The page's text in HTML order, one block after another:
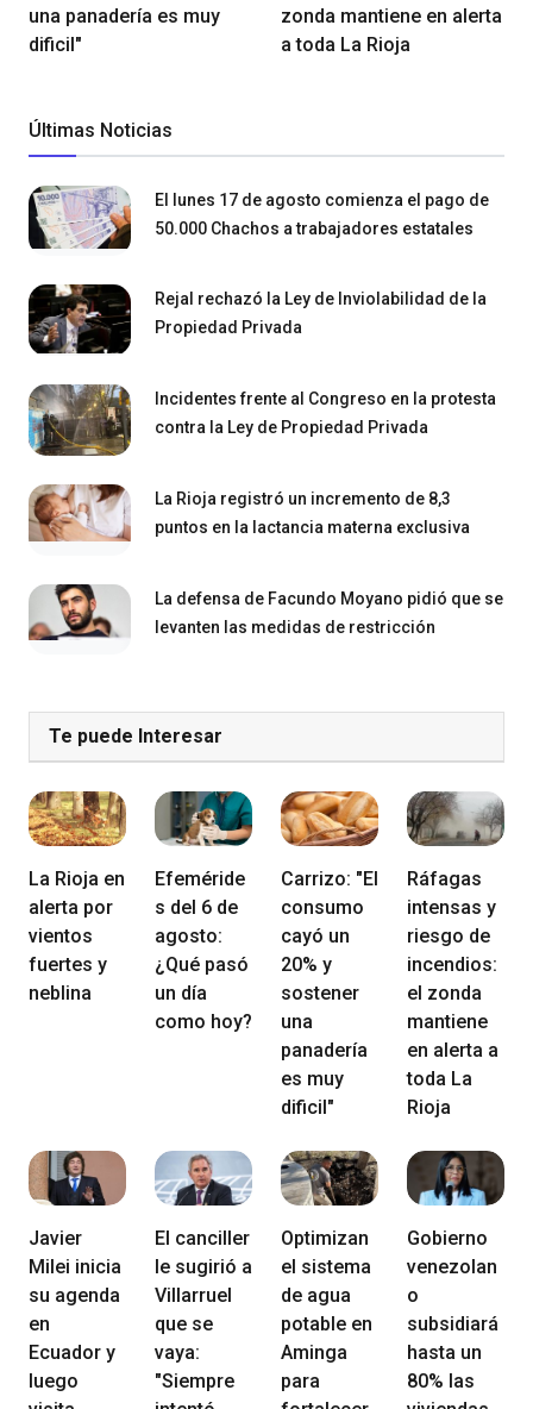
una panadería es muy
dificil"
zonda mantiene en alerta
a toda La Rioja
Últimas Noticias
El lunes 17 de agosto comienza el pago de
50.000 Chachos a trabajadores estatales
Rejal rechazó la Ley de Inviolabilidad de la
Propiedad Privada
Incidentes frente al Congreso en la protesta
contra la Ley de Propiedad Privada
La Rioja registró un incremento de 8,3
puntos en la lactancia materna exclusiva
La defensa de Facundo Moyano pidió que se
levanten las medidas de restricción
Te puede Interesar
La Rioja en
alerta por
vientos
fuertes y
neblina
Efeméride
s del 6 de
agosto:
¿Qué pasó
un día
como hoy?
Carrizo: "El
consumo
cayó un
20% y
sostener
una
panadería
es muy
dificil"
Ráfagas
intensas y
riesgo de
incendios:
el zonda
mantiene
en alerta a
toda La
Rioja
Javier
Milei inicia
su agenda
en
Ecuador y
luego
El canciller
le sugirió a
Villarruel
que se
vaya:
"Siempre
Optimizan
el sistema
de agua
potable en
Aminga
para
Gobierno
venezolan
o
subsidiará
hasta un
80% las